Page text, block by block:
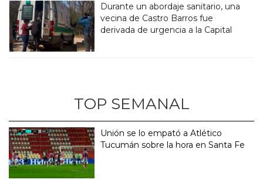
Durante un abordaje sanitario, una
vecina de Castro Barros fue
derivada de urgencia a la Capital
TOP SEMANAL
Unión se lo empató a Atlético
Tucumán sobre la hora en Santa Fe